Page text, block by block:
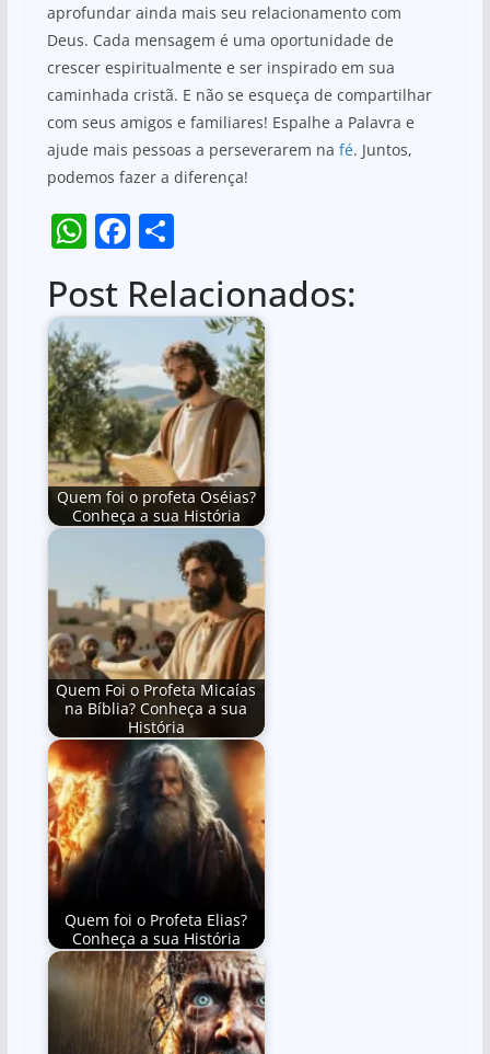
aprofundar ainda mais seu relacionamento com
Deus. Cada mensagem é uma oportunidade de
crescer espiritualmente e ser inspirado em sua
caminhada cristã. E não se esqueça de compartilhar
com seus amigos e familiares! Espalhe a Palavra e
ajude mais pessoas a perseverarem na fé. Juntos,
podemos fazer a diferença!
W
at
s
A
p
p
F
c
b
o
o
k
S
ar
e
Post Relacionados:
Quem foi o profeta Oséias?
Conheça a sua História
Quem Foi o Profeta Micaías
na Bíblia? Conheça a sua
História
Quem foi o Profeta Elias?
Conheça a sua História